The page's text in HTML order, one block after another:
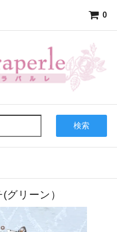
0
検索
グリーン）